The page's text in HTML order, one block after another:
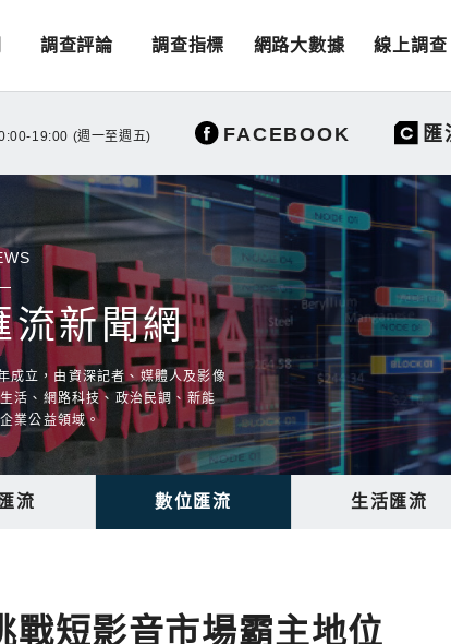
調查評論 調查指標 網路大數據 線上調查
19:00 (週一至週五) FACEBOOK 匯
流新聞網
成立，由資深記者、媒體人及影像
活、網路科技、政治民調、新能
業公益領域。
流 數位匯流 生活匯流
短影音市場霸主地位